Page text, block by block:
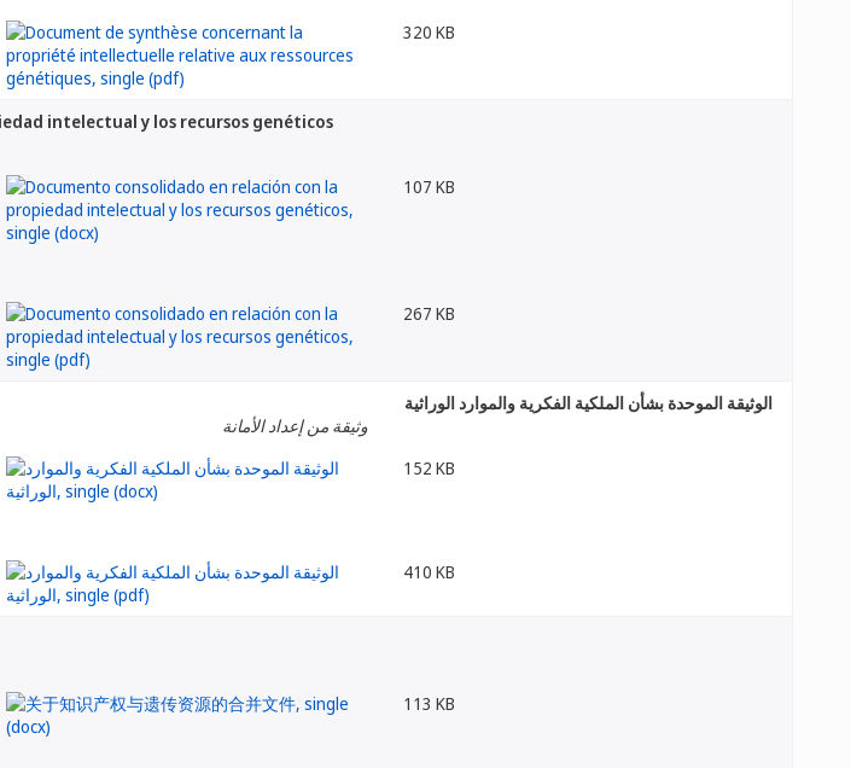
320 KB
intelectual y los recursos genéticos
107 KB
267 KB
الوثيقة الموحدة بشأن الملكية الفكرية والموارد الوراثية
وثيقة من إعداد الأمانة
152 KB
410 KB
113 KB